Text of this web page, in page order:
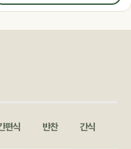
편식 반찬 간식